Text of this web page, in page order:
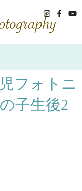
フォトニ
子生後2